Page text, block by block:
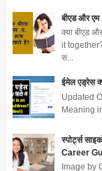
बीएड और
क्या बीएड
it
स...
ईमेल एड्रेस
Updated
Meaning
स्पोर्ट्स
Career
Image by